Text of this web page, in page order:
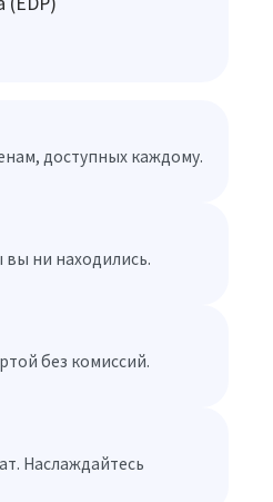
доступных каждому.
вы ни находились.
без комиссий.
Наслаждайтесь